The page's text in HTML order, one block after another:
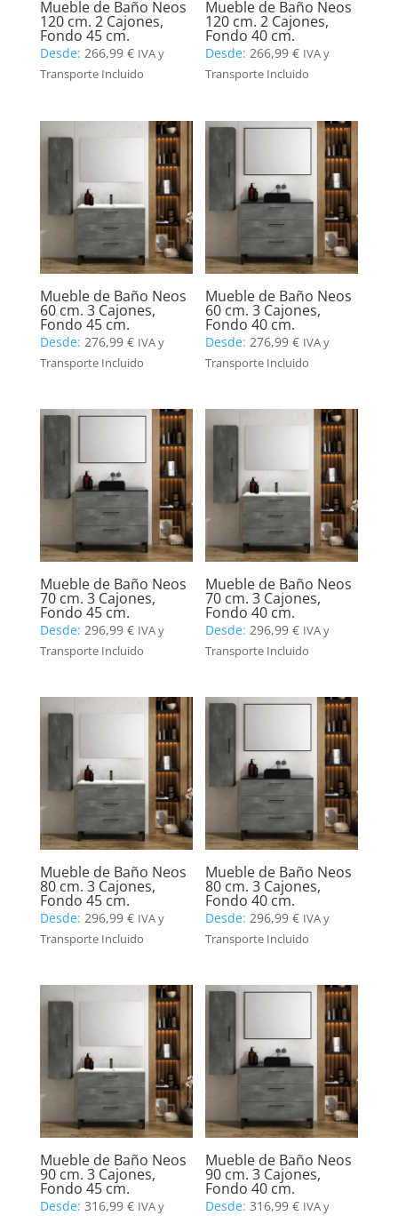
Mueble de Baño Neos
120 cm. 2 Cajones,
Fondo 45 cm.
Desde: 266,99 € IVA y
Transporte Incluido
Mueble de Baño Neos
120 cm. 2 Cajones,
Fondo 40 cm.
Desde:266,99€ IVA y
Transporte Incluido
Mueble de Baño Neos
60 cm. 3 Cajones,
Fondo 45 cm.
Desde: 276,99 € IVA y
Transporte Incluido
Mueble de Baño Neos
60 cm. 3 Cajones,
Fondo 40 cm.
Desde: 276,99€ IVA y
Transporte Incluido
Mueble de Baño Neos
70 cm. 3 Cajones,
Fondo 45 cm.
Desde: 296,99 € IVA y
Transporte Incluido
Mueble de Baño Neos
70 cm. 3 Cajones,
Fondo 40 cm.
Desde:296,99€ IVA y
Transporte Incluido
Mueble de Baño Neos
80 cm. 3 Cajones,
Fondo 45 cm.
Desde: 296,99 € IVA y
Transporte Incluido
Mueble de Baño Neos
80 cm. 3 Cajones,
Fondo 40 cm.
Desde:296,99€ IVA y
Transporte Incluido
Mueble de Baño Neos
90 cm. 3 Cajones,
Fondo 45 cm.
Desde: 316,99 € IVA y
Mueble de Baño Neos
90 cm. 3 Cajones,
Fondo 40 cm.
Desde:316,99€ IVA y